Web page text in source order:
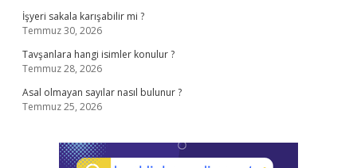
İşyeri sakala karışabilir mi ?
Temmuz 30, 2026
Tavşanlara hangi isimler konulur ?
Temmuz 28, 2026
Asal olmayan sayılar nasıl bulunur ?
Temmuz 25, 2026